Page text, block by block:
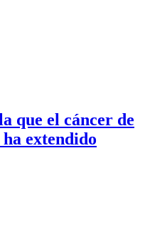
que el cáncer de
extendido